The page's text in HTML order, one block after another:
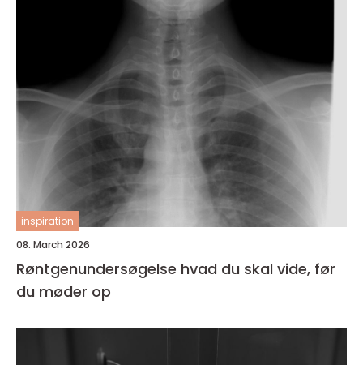
inspiration
08. March 2026
Røntgenundersøgelse hvad du skal vide, før
du møder op